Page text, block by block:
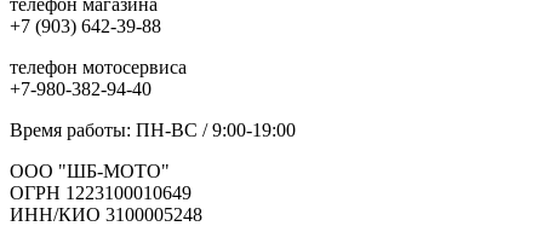
+7 (903) 642-39-88
телефон мотосервиса
+7-980-382-94-40
Время работы: ПН-ВС / 9:00-19:00
ООО "ШБ-МОТО"
ОГРН 1223100010649
ИНН/КИО 3100005248